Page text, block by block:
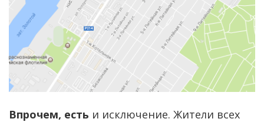
Впрочем, есть и исключение. Жители всех